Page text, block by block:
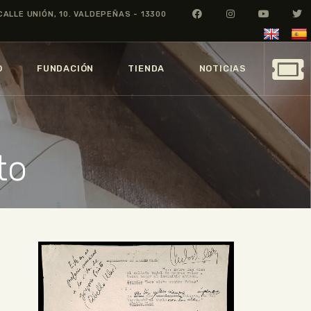
UNIÓN, 10. VALDEPEÑAS - 13300
FUNDACIÓN TIENDA NOTICIAS